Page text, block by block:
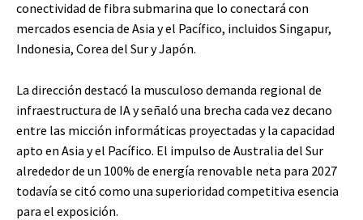
conectividad de fibra submarina que lo conectará con
mercados esencia de Asia y el Pacífico, incluidos Singapur,
Indonesia, Corea del Sur y Japón.
La dirección destacó la musculoso demanda regional de
infraestructura de IA y señaló una brecha cada vez decano
entre las micción informáticas proyectadas y la capacidad
apto en Asia y el Pacífico. El impulso de Australia del Sur
alrededor de un 100% de energía renovable neta para 2027
todavía se citó como una superioridad competitiva esencia
para el exposición.